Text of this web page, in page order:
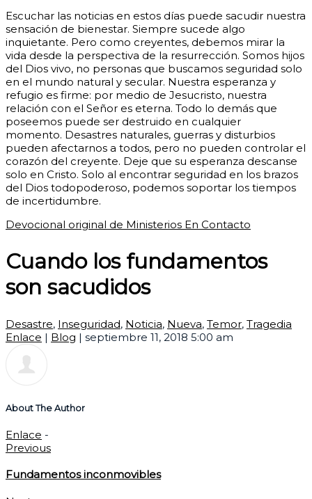
Escuchar las noticias en estos días puede sacudir nuestra
sensación de bienestar. Siempre sucede algo
inquietante. Pero como creyentes, debemos mirar la
vida desde la perspectiva de la resurrección. Somos hijos
del Dios vivo, no personas que buscamos seguridad solo
en el mundo natural y secular. Nuestra esperanza y
refugio es firme: por medio de Jesucristo, nuestra
relación con el Señor es eterna. Todo lo demás que
poseemos puede ser destruido en cualquier
momento. Desastres naturales, guerras y disturbios
pueden afectarnos a todos, pero no pueden controlar el
corazón del creyente. Deje que su esperanza descanse
solo en Cristo. Solo al encontrar seguridad en los brazos
del Dios todopoderoso, podemos soportar los tiempos
de incertidumbre.
Devocional original de Ministerios En Contacto
Cuando los fundamentos
son sacudidos
Desastre, Inseguridad, Noticia, Nueva, Temor, Tragedia
Enlace | Blog | septiembre 11, 2018 5:00 am
About The Author
Enlace -
Previous
Fundamentos inconmovibles